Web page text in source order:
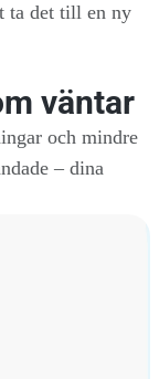
ta det till en ny
väntar
och mindre
– dina